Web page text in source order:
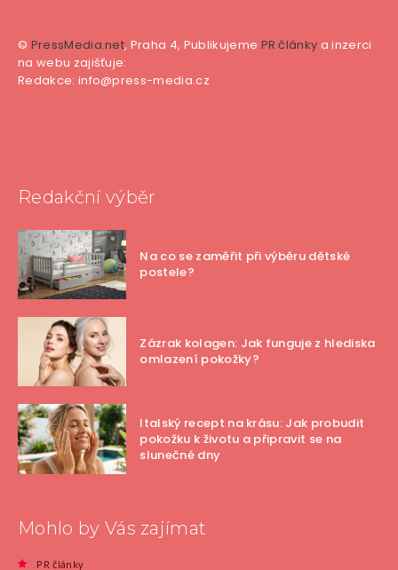
© PressMedia.net, Praha 4, Publikujeme PR články a inzerci
na webu zajišťuje:
Redakce: info@press-media.cz
Redakční výběr
Na co se zaměřit při výběru dětské
postele?
Zázrak kolagen: Jak funguje z hlediska
omlazení pokožky?
Italský recept na krásu: Jak probudit
pokožku k životu a připravit se na
slunečné dny
Mohlo by Vás zajímat
PR články